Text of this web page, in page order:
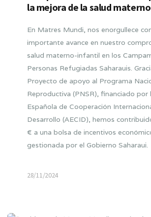
la mejora de la salud
En Matres Mundi, nos enorgullece
importante avance en nuestro
salud materno-infantil en los
Personas Refugiadas Saharauis.
Proyecto de apoyo al Programa
Reproductiva (PNSR), financiado por
Española de Cooperación
Desarrollo (AECID), hemos
€ a una bolsa de incentivos
gestionada por el Gobierno Saharaui.
28/11/2024